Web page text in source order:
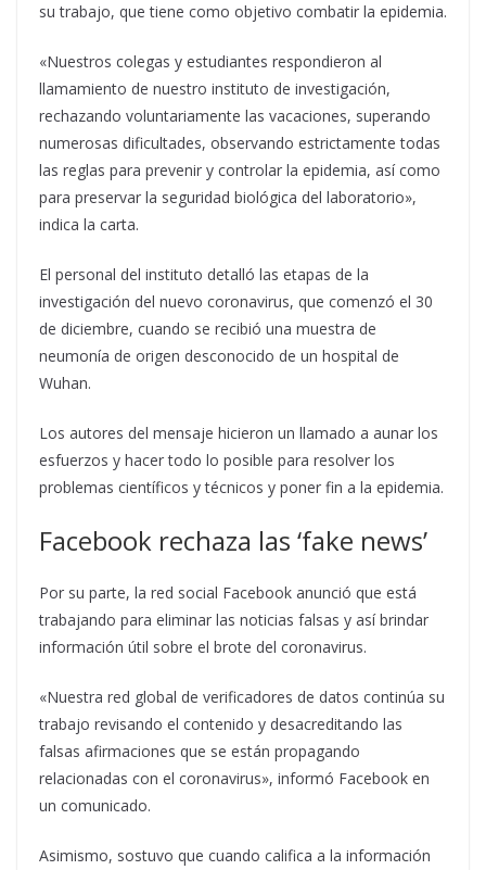
su trabajo, que tiene como objetivo combatir la epidemia.
«Nuestros colegas y estudiantes respondieron al
llamamiento de nuestro instituto de investigación,
rechazando voluntariamente las vacaciones, superando
numerosas dificultades, observando estrictamente todas
las reglas para prevenir y controlar la epidemia, así como
para preservar la seguridad biológica del laboratorio»,
indica la carta.
El personal del instituto detalló las etapas de la
investigación del nuevo coronavirus, que comenzó el 30
de diciembre, cuando se recibió una muestra de
neumonía de origen desconocido de un hospital de
Wuhan.
Los autores del mensaje hicieron un llamado a aunar los
esfuerzos y hacer todo lo posible para resolver los
problemas científicos y técnicos y poner fin a la epidemia.
Facebook rechaza las ‘fake news’
Por su parte, la red social Facebook anunció que está
trabajando para eliminar las noticias falsas y así brindar
información útil sobre el brote del coronavirus.
«Nuestra red global de verificadores de datos continúa su
trabajo revisando el contenido y desacreditando las
falsas afirmaciones que se están propagando
relacionadas con el coronavirus», informó Facebook en
un comunicado.
Asimismo, sostuvo que cuando califica a la información